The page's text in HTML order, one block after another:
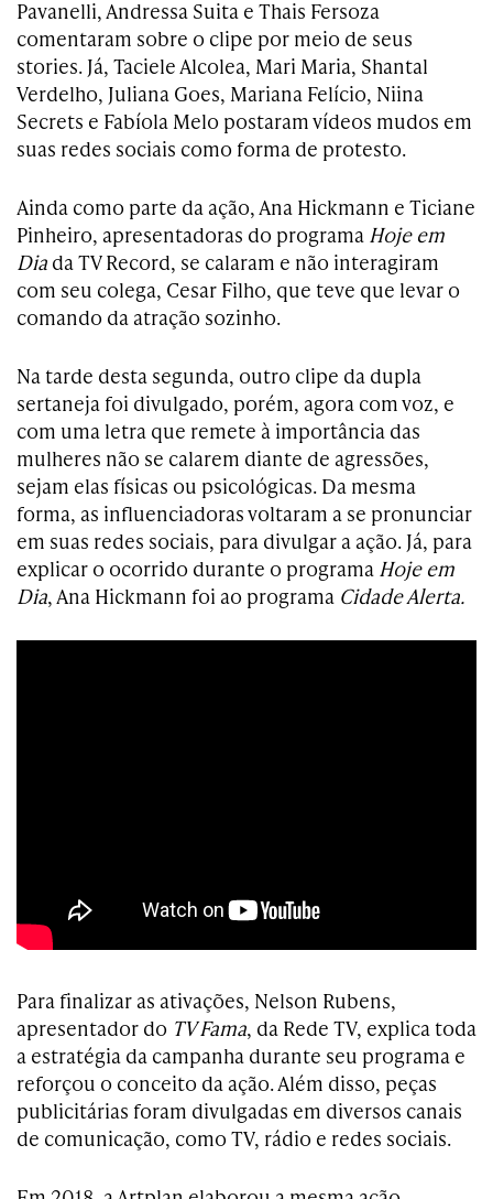
Pavanelli, Andressa Suita e Thais Fersoza
comentaram sobre o clipe por meio de seus
stories. Já, Taciele Alcolea, Mari Maria, Shantal
Verdelho, Juliana Goes, Mariana Felício, Niina
Secrets e Fabíola Melo postaram vídeos mudos em
suas redes sociais como forma de protesto.
Ainda como parte da ação, Ana Hickmann e Ticiane
Pinheiro, apresentadoras do programa Hoje em
Dia da TV Record, se calaram e não interagiram
com seu colega, Cesar Filho, que teve que levar o
comando da atração sozinho.
Na tarde desta segunda, outro clipe da dupla
sertaneja foi divulgado, porém, agora com voz, e
com uma letra que remete à importância das
mulheres não se calarem diante de agressões,
sejam elas físicas ou psicológicas. Da mesma
forma, as influenciadoras voltaram a se pronunciar
em suas redes sociais, para divulgar a ação. Já, para
explicar o ocorrido durante o programa Hoje em
Dia, Ana Hickmann foi ao programa Cidade Alerta.
Para finalizar as ativações, Nelson Rubens,
apresentador do TV Fama, da Rede TV, explica toda
a estratégia da campanha durante seu programa e
reforçou o conceito da ação. Além disso, peças
publicitárias foram divulgadas em diversos canais
de comunicação, como TV, rádio e redes sociais.